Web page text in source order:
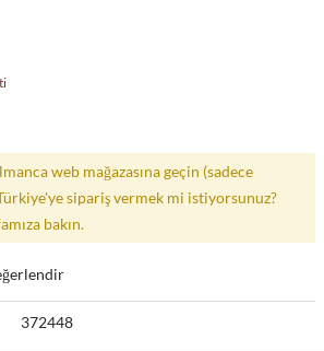
web mağazasına geçin (sadece
sipariş vermek mi istiyorsunuz?
bakın.
372448